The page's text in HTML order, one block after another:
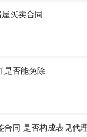
买卖合同
是否能免除
合同 是否构成表见代